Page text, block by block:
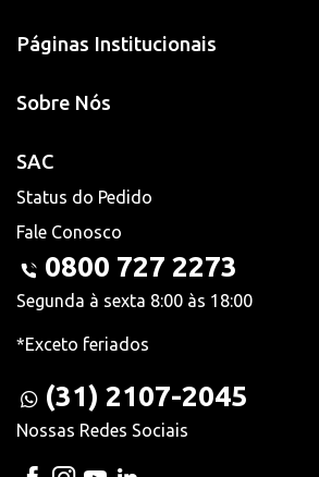
Páginas Institucionais
Sobre Nós
SAC
Status do Pedido
Fale Conosco
0800 727 2273
Segunda à sexta 8:00 às 18:00
*Exceto feriados
(31) 2107-2045
Nossas Redes Sociais